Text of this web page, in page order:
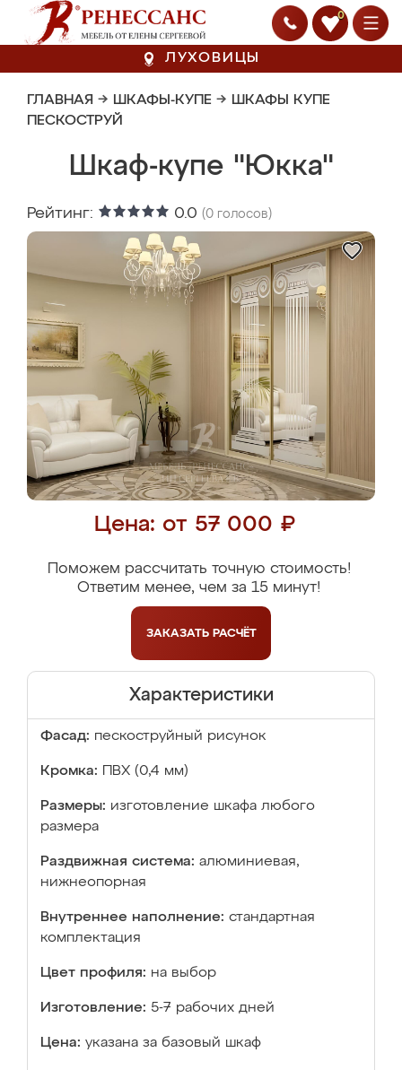
0
ЛУХОВИЦЫ
ГЛАВНАЯ → ШКАФЫ-КУПЕ → ШКАФЫ КУПЕ
ПЕСКОСТРУЙ
Шкаф-купе "Юкка"
Рейтинг: 0.0 (0 голосов)
Цена: от 57 000 ₽
Поможем рассчитать точную стоимость!
Ответим менее, чем за 15 минут!
ЗАКАЗАТЬ РАСЧЁТ
Характеристики
Фасад: пескоструйный рисунок
Кромка: ПВХ (0,4 мм)
Размеры: изготовление шкафа любого
размера
Раздвижная система: алюминиевая,
нижнеопорная
Внутреннее наполнение: стандартная
комплектация
Цвет профиля: на выбор
Изготовление: 5-7 рабочих дней
Цена: указана за базовый шкаф